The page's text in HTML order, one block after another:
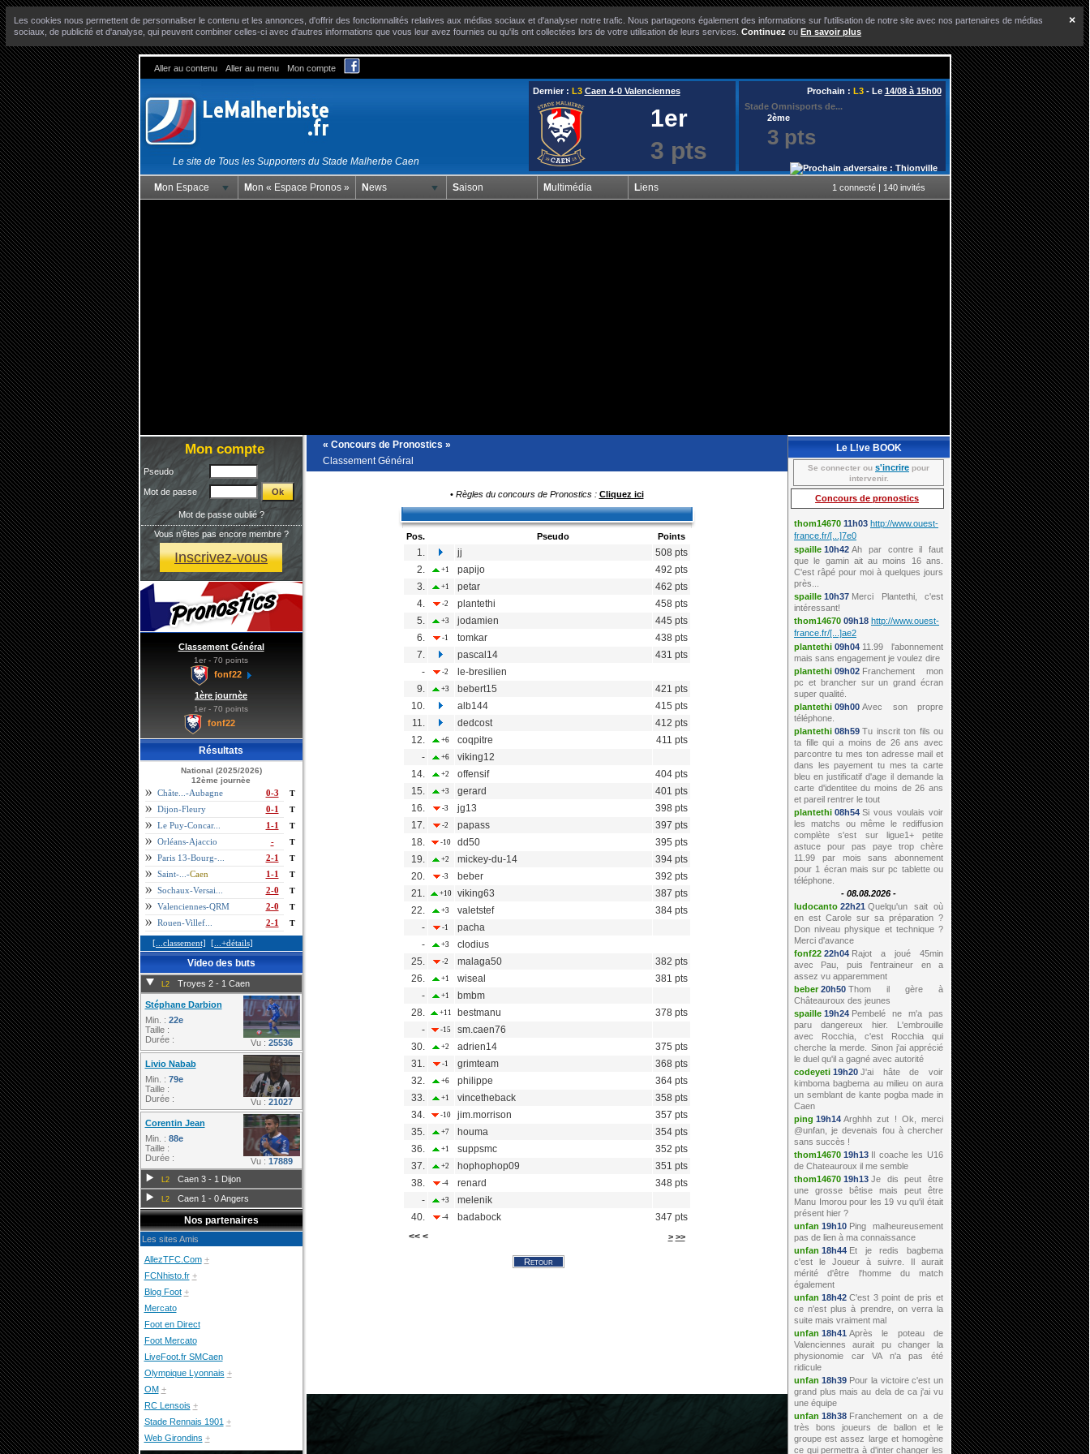
×
Les cookies nous permettent de personnaliser le contenu et les annonces, d'offrir des fonctionnalités relatives aux médias sociaux et d'analyser notre trafic. Nous partageons également des informations sur l'utilisation de notre site avec nos partenaires de médias
sociaux, de publicité et d'analyse, qui peuvent combiner celles-ci avec d'autres informations que vous leur avez fournies ou qu'ils ont collectées lors de votre utilisation de leurs services. Continuez ou En savoir plus
Aller au contenu Aller au menu Mon compte
Le site de Tous les Supporters du Stade Malherbe Caen
Dernier : L3 Caen 4-0 Valenciennes
1er
3 pts
Prochain : L3- Le 14/08 à 15h00
Stade Omnisports de...
2ème
3 pts
Mon Espace Mon « Espace Pronos » News Saison Multimédia Liens 1 connecté | 140 invités
Mon compte
Pseudo
Mot de passe
Mot de passe oublié ?
Vous n'êtes pas encore membre ?
Inscrivez-vous
Classement Général
1er - 70 points
fonf22
1ère journèe
1er - 70 points
fonf22
Résultats
National (2025/2026)
12ème journèe
Châte...-Aubagne 0-3 T
Dijon-Fleury 0-1 T
Le Puy-Concar... 1-1 T
Orléans-Ajaccio - T
Paris 13-Bourg-... 2-1 T
Saint-...-Caen 1-1 T
Sochaux-Versai... 2-0 T
Valenciennes-QRM 2-0 T
Rouen-Villef... 2-1 T
[...classement] [...+détails]
Video des buts
L2 Troyes 2 - 1 Caen
Stéphane Darbion
Min. : 22e
Taille :
Durée :
Vu : 25536
Livio Nabab
Min. : 79e
Taille :
Durée :
Vu : 21027
Corentin Jean
Min. : 88e
Taille :
Durée :
Vu : 17889
L2 Caen 3 - 1 Dijon
L2 Caen 1 - 0 Angers
Nos partenaires
Les sites Amis
AllezTFC.Com +
FCNhisto.fr +
Blog Foot +
Mercato
Foot en Direct
Foot Mercato
LiveFoot.fr SMCaen
Olympique Lyonnais +
OM +
RC Lensois +
Stade Rennais 1901 +
Web Girondins +
« Concours de Pronostics »
Classement Général
• Règles du concours de Pronostics : Cliquez ici
Pos. Pseudo Points
1. jj
508 pts
2.
+1 papijo
492 pts
3.
+1 petar
462 pts
4.
-2 plantethi
458 pts
5.
+3 jodamien
445 pts
6.
-1 tomkar
438 pts
7.
pascal14
431 pts
-
-2
le-bresilien
9.
+3 bebert15
421 pts
10.
alb144
415 pts
11.
dedcost
412 pts
12.
+6 coqpitre
411 pts
-
+6
viking12
14.
+2 offensif
404 pts
15.
+3 gerard
401 pts
16.
-3 jg13
398 pts
17.
-2 papass
397 pts
18.
-10 dd50
395 pts
19.
+2 mickey-du-14
394 pts
20.
-3 beber
392 pts
21.
+10 viking63
387 pts
22.
+3 valetstef
384 pts
-
-1
pacha
-
+3
clodius
25.
-2 malaga50
382 pts
26.
+1 wiseal
381 pts
-
+1
bmbm
28.
+11 bestmanu
378 pts
-
-15
sm.caen76
30.
+2 adrien14
375 pts
31.
-1 grimteam
368 pts
32.
+6 philippe
364 pts
33.
+1 vincetheback
358 pts
34.
-10 jim.morrison
357 pts
35.
+7 houma
354 pts
36.
+1 suppsmc
352 pts
37.
+2 hophophop09
351 pts
38.
-4 renard
348 pts
-
+3
melenik
40.
-4 badabock
347 pts
<< <
> >>
Retour
Le L!ve BOOK
Se connecter ou s'incrire pour
intervenir.
Concours de pronostics